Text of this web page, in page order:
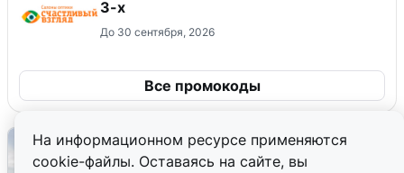
На информационном ресурсе применяются
cookie-файлы. Оставаясь на сайте, вы
3-х
До 30 сентября, 2026
Все промокоды